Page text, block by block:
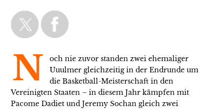
N
och nie zuvor standen zwei ehemaliger
Uuulmer gleichzeitig in der Endrunde um
die Basketball-Meisterschaft in den
Vereinigten Staaten – in diesem Jahr kämpfen mit
Pacome Dadiet und Jeremy Sochan gleich zwei